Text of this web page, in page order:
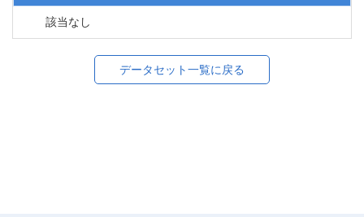
該当なし
データセット一覧に戻る